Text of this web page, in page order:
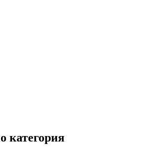
категория